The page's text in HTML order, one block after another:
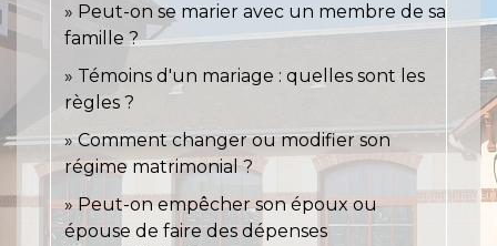
Peut-on se marier avec un membre de sa
famille ?
Témoins d'un mariage : quelles sont les
règles ?
Comment changer ou modifier son
régime matrimonial ?
Peut-on empêcher son époux ou
épouse de faire des dépenses